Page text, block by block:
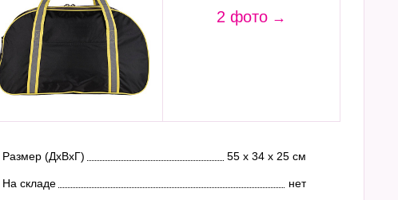
2 фото
Размер (ДхВхГ) 55 х 34 х 25 см
На складе нет